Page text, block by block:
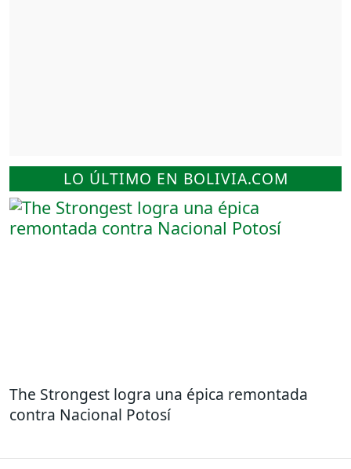
LO ÚLTIMO EN BOLIVIA.COM
The Strongest logra una épica remontada
contra Nacional Potosí